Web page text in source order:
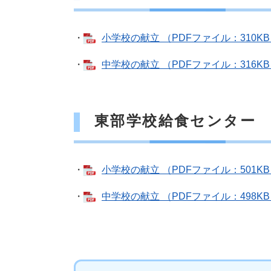
・ 小学校の献立 （PDFファイル：310KB
・ 中学校の献立 （PDFファイル：316KB
東部学校給食センター
・ 小学校の献立 （PDFファイル：501KB
・ 中学校の献立 （PDFファイル：498KB